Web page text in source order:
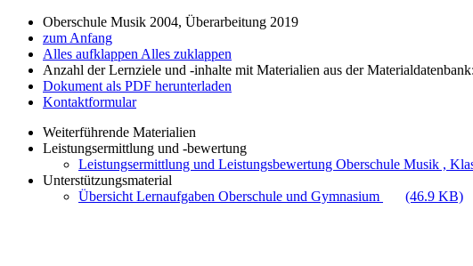
Oberschule Musik 2004, Überarbeitung 2019
zum Anfang
Alles aufklappen Alles zuklappen
Anzahl der Lernziele und -inhalte mit Materialien aus der
Dokument als PDF herunterladen
Kontaktformular
Weiterführende Materialien
Leistungsermittlung und -bewertung
Leistungsermittlung und Leistungsbewertung Oberschule Musik ,
Unterstützungsmaterial
Übersicht Lernaufgaben Oberschule und Gymnasium
(46.9 KB)